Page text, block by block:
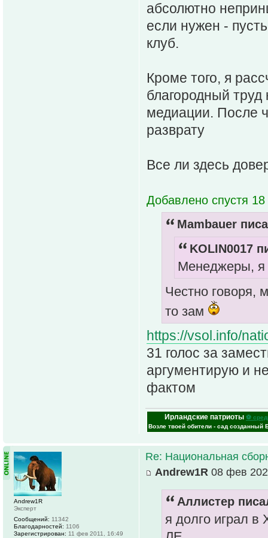
абсолютно
если нужен -
клуб.
Кроме того, я
благородный труд
медиации. После
разврату
Все ли здесь
Добавлено спустя
Mambauer
KOLIN0017
Менеджеры, я
Честно говоря,
то зам
https://vsol.info/
31 голос за
аргументирую и
фактом
Ирландские патриоты ⚽
Возле твоей обители - сад созданный
Re: Национальная
Andrew1R 08 фев
Аллистер
я долго играл в
Andrew1R
Эксперт
Сообщений: 11342
Благодарностей: 1106
Зарегистрирован: 11 фев 2011, 16:49